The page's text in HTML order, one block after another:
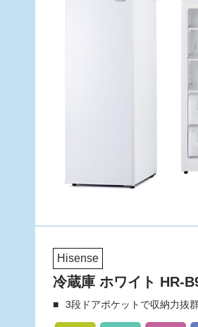
Hisense
冷蔵庫 ホワイト HR-
3段ドアポケットで収納力抜群